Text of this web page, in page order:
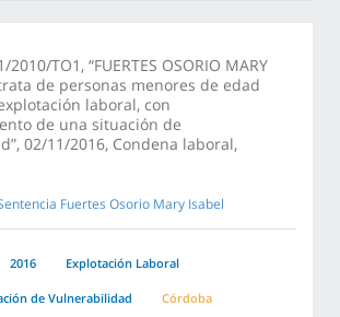
2010/TO1, “FUERTES OSORIO MARY
de personas menores de edad
laboral, con
de una situación de
02/11/2016, Condena laboral,
Fuertes Osorio Mary Isabel
2016 Explotación Laboral
de Vulnerabilidad Córdoba